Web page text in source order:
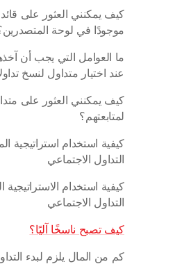
موجودًا في لوحة
عند اختيار متداول لنسخ
لمتابعتهم؟
التداول الاجتماعي
التداول الاجتماعي
كيف تصبح ناسخًا آليًا؟
كم من المال يلزم لبدء